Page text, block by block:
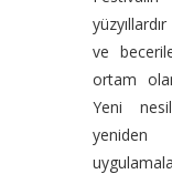
ve
ortam
Yeni
yeniden